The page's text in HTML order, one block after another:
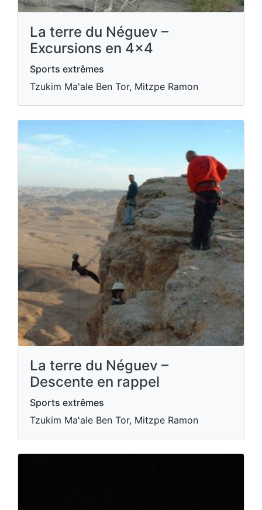
La terre du Néguev –
Excursions en 4x4
Sports extrêmes
Tzukim Ma'ale Ben Tor, Mitzpe Ramon
La terre du Néguev –
Descente en rappel
Sports extrêmes
Tzukim Ma'ale Ben Tor, Mitzpe Ramon